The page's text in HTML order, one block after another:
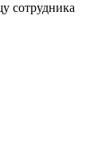
сотрудника